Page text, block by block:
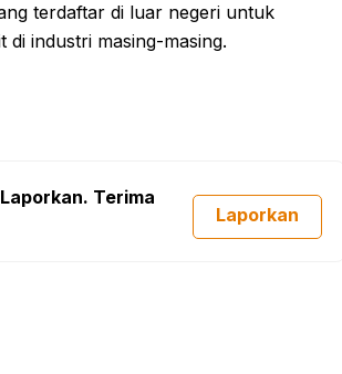
terdaftar di luar negeri untuk
industri masing-masing.
Terima
Laporkan